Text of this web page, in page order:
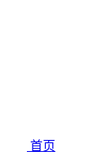
首页